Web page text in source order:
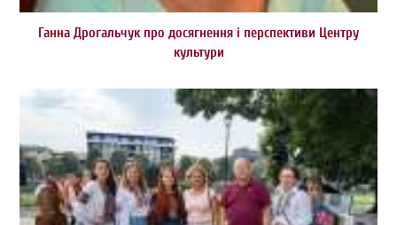
Ганна Дрогальчук про досягнення і перспективи Центру
культури